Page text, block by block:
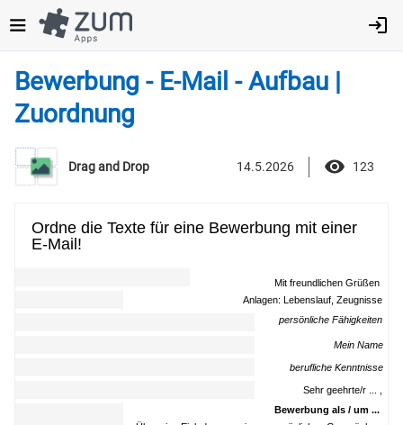
zum
Inhalt
Bewerbung - E-Mail - Aufbau |
Zuordnung
Drag and Drop 14.5.2026 123